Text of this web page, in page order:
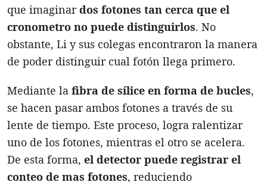
que imaginardos fotones tan cerca que el
cronometro no puede distinguirlos. No
obstante, Li y sus colegas encontraron la manera
de poder distinguir cual fotón llega primero.
Mediante la fibra de sílice en forma de bucles,
se hacen pasar ambos fotones a través de su
lente de tiempo. Este proceso, logra ralentizar
uno de los fotones, mientras el otro se acelera.
De esta forma, el detector puede registrar el
conteo de mas fotones, reduciendo